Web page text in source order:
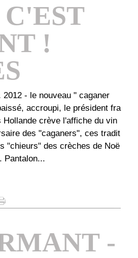
!
2012 - le nouveau " caganer
accroupi, le président fra
Hollande crève l'affiche du vin
des "caganers", ces tradit
"chieurs" des crèches de Noë
Pantalon...
-